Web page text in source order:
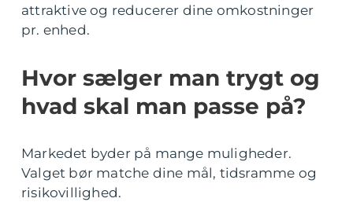
attraktive og reducerer dine omkostninger
pr. enhed.
Hvor sælger man trygt og
hvad skal man passe på?
Markedet byder på mange muligheder.
Valget bør matche dine mål, tidsramme og
risikovillighed.